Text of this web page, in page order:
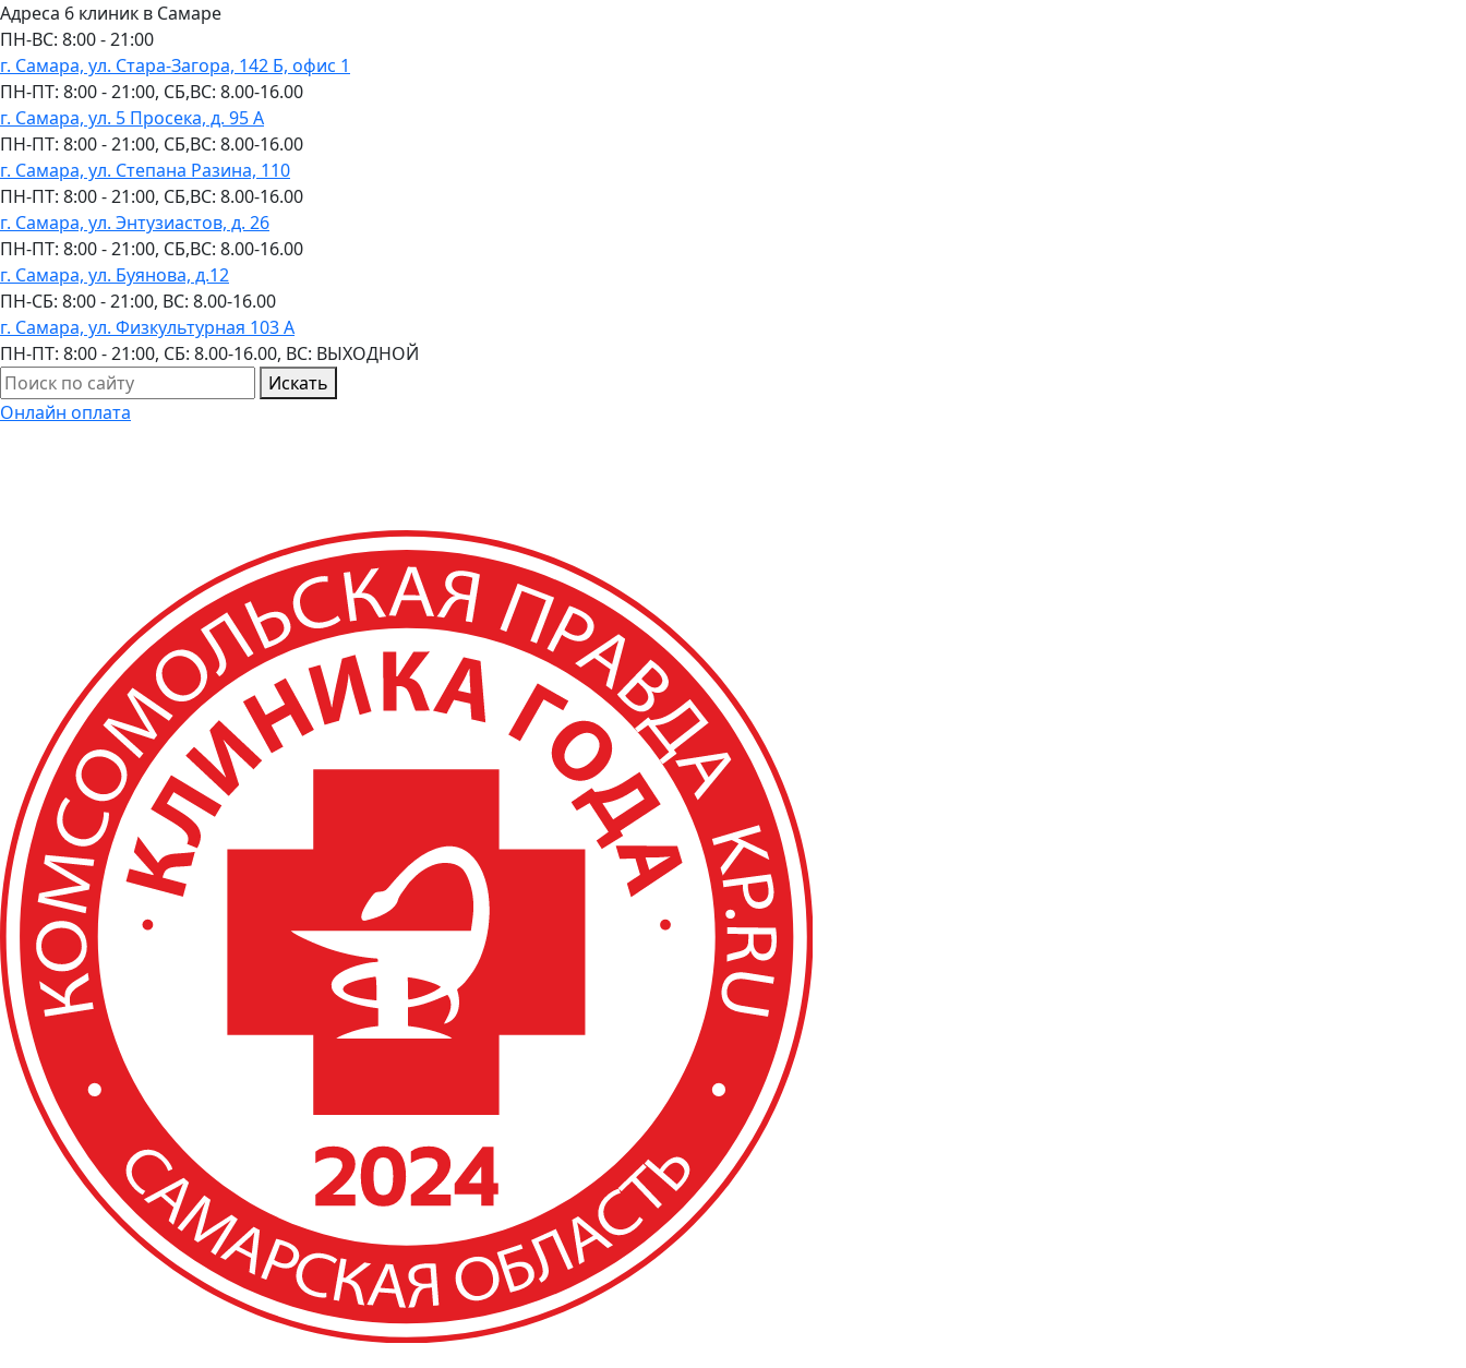
Адреса 6 клиник в Самаре
ПН-ВC: 8:00 - 21:00
г. Самара, ул. Стара-Загора, 142 Б, офис 1
ПН-ПТ: 8:00 - 21:00, СБ,ВС: 8.00-16.00
г. Самара, ул. 5 Просека, д. 95 А
ПН-ПТ: 8:00 - 21:00, СБ,ВС: 8.00-16.00
г. Самара, ул. Степана Разина, 110
ПН-ПТ: 8:00 - 21:00, СБ,ВС: 8.00-16.00
г. Самара, ул. Энтузиастов, д. 26
ПН-ПТ: 8:00 - 21:00, СБ,ВС: 8.00-16.00
г. Самара, ул. Буянова, д.12
ПН-СБ: 8:00 - 21:00, ВС: 8.00-16.00
г. Самара, ул. Физкультурная 103 А
ПН-ПТ: 8:00 - 21:00, СБ: 8.00-16.00, ВС: ВЫХОДНОЙ
Искать
Онлайн оплата